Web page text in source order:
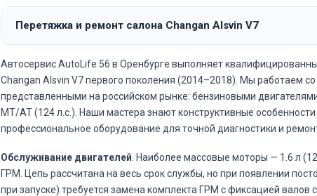
Перетяжка и ремонт салона Changan Alsvin V7
Автосервис AutoLife 56 в Оренбурге выполняет
Changan Alsvin V7 первого поколения (2014–2018). Мы работаем
представленными на российском рынке: бензиновыми
MT/AT (124 л.с.). Наши мастера знают конструктивные
профессиональное оборудование для точной диагностики и
Обслуживание двигателей . Наиболее массовые моторы — 1.6 л
ГРМ. Цепь рассчитана на весь срок службы, но при появлении
при запуске) требуется замена комплекта ГРМ с фиксацией валов